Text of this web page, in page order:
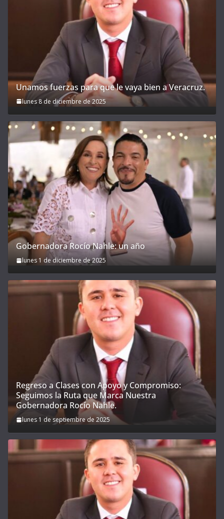
Unamos fuerzas para que le vaya bien a Veracruz.
lunes 8 de diciembre de 2025
Gobernadora Rocío Nahle: un año
lunes 1 de diciembre de 2025
Regreso a Clases con Apoyo y Compromiso:
Seguimos la Ruta que Marca Nuestra
Gobernadora Rocío Nahle.
lunes 1 de septiembre de 2025